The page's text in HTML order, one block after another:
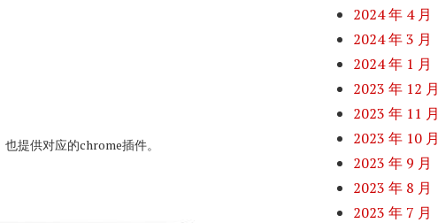
提供对应的chrome插件。
2024 年 4 月
2024 年 3 月
2024 年 1 月
2023 年 12 月
2023 年 11 月
2023 年 10 月
2023 年 9 月
2023 年 8 月
2023 年 7 月